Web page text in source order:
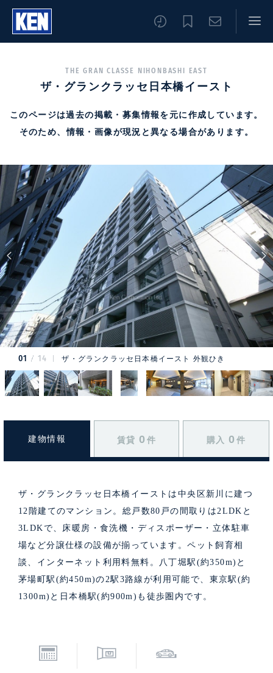
THE GRAN CLASSE NIHONBASHI EAST
ザ・グランクラッセ日本橋イースト
このページは過去の掲載・募集情報を元に作成しています。
そのため、情報・画像が現況と異なる場合があります。
01 14 ザ・グランクラッセ日本橋イースト 外観ひき
建物情報 賃貸 0 件 購入 0 件
ザ・グランクラッセ日本橋イーストは中央区新川に建つ
12階建てのマンション。総戸数80戸の間取りは2LDKと
3LDKで、床暖房・食洗機・ディスポーザー・立体駐車
場など分譲仕様の設備が揃っています。ペット飼育相
談、インターネット利用料無料。八丁堀駅(約350m)と
茅場町駅(約450m)の2駅3路線が利用可能で、東京駅(約
1300m)と日本橋駅(約900m)も徒歩圏内です。